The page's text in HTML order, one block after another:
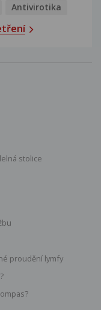
Antivirotika
stolice
proudění lymfy